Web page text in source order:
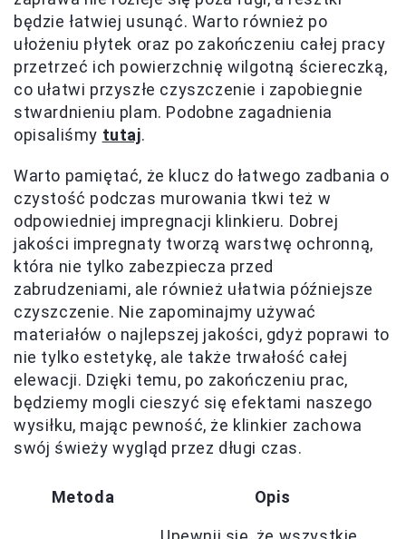
będzie łatwiej usunąć. Warto również po
ułożeniu płytek oraz po zakończeniu całej pracy
przetrzeć ich powierzchnię wilgotną ściereczką,
co ułatwi przyszłe czyszczenie i zapobiegnie
stwardnieniu plam. Podobne zagadnienia
opisaliśmy tutaj.
Warto pamiętać, że klucz do łatwego zadbania o
czystość podczas murowania tkwi też w
odpowiedniej impregnacji klinkieru. Dobrej
jakości impregnaty tworzą warstwę ochronną,
która nie tylko zabezpiecza przed
zabrudzeniami, ale również ułatwia późniejsze
czyszczenie. Nie zapominajmy używać
materiałów o najlepszej jakości, gdyż poprawi to
nie tylko estetykę, ale także trwałość całej
elewacji. Dzięki temu, po zakończeniu prac,
będziemy mogli cieszyć się efektami naszego
wysiłku, mając pewność, że klinkier zachowa
swój świeży wygląd przez długi czas.
Metoda Opis